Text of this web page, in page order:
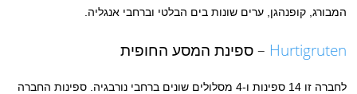
המבורג, קופנהגן, ערים שונות בים הבלטי וברחבי אנגליה.
Hurtigruten – ספינת המסע החופית
לחברה זו 14 ספינות ו-4 מסלולים שונים ברחבי נורבגיה. ספינות החברה